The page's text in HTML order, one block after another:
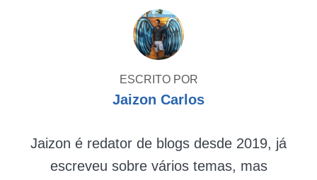
ESCRITO POR
Jaizon Carlos
Jaizon é redator de blogs desde 2019, já
escreveu sobre vários temas, mas